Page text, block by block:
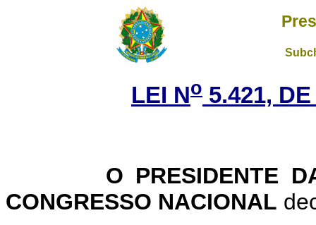
LEI No 5.421,
O PRESIDENTE DA
CONGRESSO NACIONAL